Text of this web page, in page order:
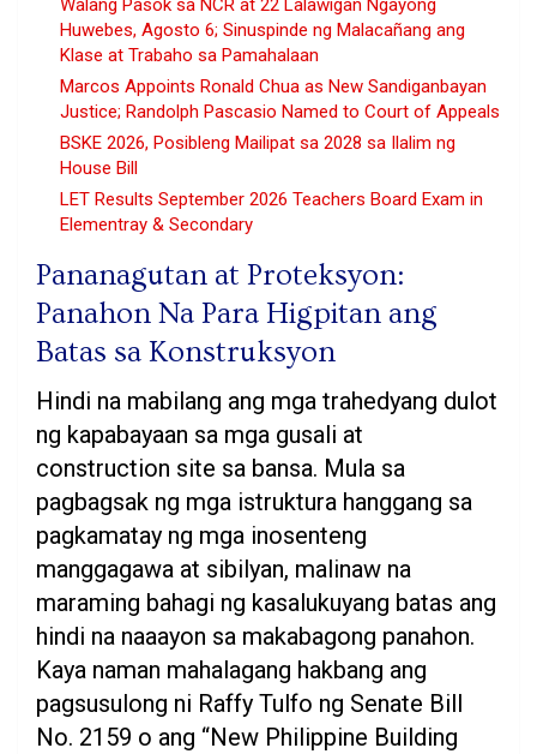
Walang Pasok sa NCR at 22 Lalawigan Ngayong
Huwebes, Agosto 6; Sinuspinde ng Malacañang ang
Klase at Trabaho sa Pamahalaan
Marcos Appoints Ronald Chua as New Sandiganbayan
Justice; Randolph Pascasio Named to Court of Appeals
BSKE 2026, Posibleng Mailipat sa 2028 sa Ilalim ng
House Bill
LET Results September 2026 Teachers Board Exam in
Elementray & Secondary
Pananagutan at Proteksyon:
Panahon Na Para Higpitan ang
Batas sa Konstruksyon
Hindi na mabilang ang mga trahedyang dulot
ng kapabayaan sa mga gusali at
construction site sa bansa. Mula sa
pagbagsak ng mga istruktura hanggang sa
pagkamatay ng mga inosenteng
manggagawa at sibilyan, malinaw na
maraming bahagi ng kasalukuyang batas ang
hindi na naaayon sa makabagong panahon.
Kaya naman mahalagang hakbang ang
pagsusulong ni Raffy Tulfo ng Senate Bill
No. 2159 o ang “New Philippine Building